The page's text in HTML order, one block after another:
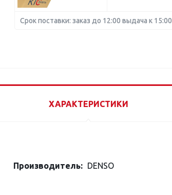
Срок поставки: заказ до 12:00 выдача к 15:00
ХАРАКТЕРИСТИКИ
Производитель: DENSO